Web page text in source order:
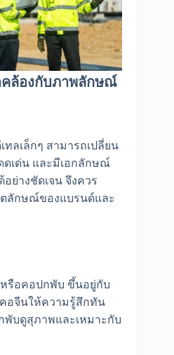
คล้องกับภาพลักษณ์
ทลเล็กๆ สามารถเปลี่ยน
ดเด่น และมีเอกลักษณ์
ย่างชัดเจน จึงควร
ลักษณ์ของแบรนด์และ
รือคอปกพับ ขึ้นอยู่กับ
อจีนให้ความรู้สึกทัน
บดูสุภาพและเหมาะกับ